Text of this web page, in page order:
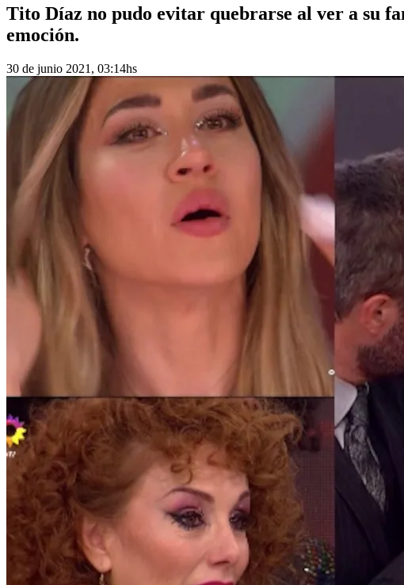
Tito Díaz no pudo evitar quebrarse al ver a su
emoción.
30 de junio 2021, 03:14hs